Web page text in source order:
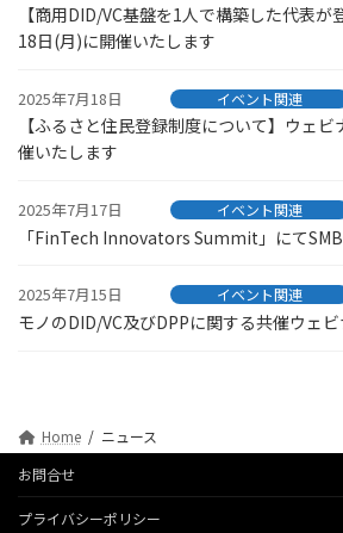
【商用DID/VC基盤を1人で構築した代表
18日(月)に開催いたします
2025年7月18日 イベント関連
【ふるさと住民登録制度について】ウェ
催いたします
2025年7月17日 イベント関連
「FinTech Innovators Summit」にて
2025年7月15日 イベント関連
モノのDID/VC及びDPPに関する共催ウェビ
Home
ニュース
お問合せ
プライバシーポリシー